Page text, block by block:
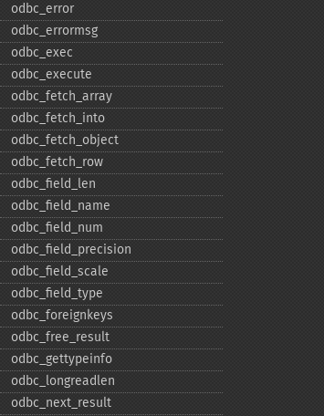
odbc_​error
odbc_​errormsg
odbc_​exec
odbc_​execute
odbc_​fetch_​array
odbc_​fetch_​into
odbc_​fetch_​object
odbc_​fetch_​row
odbc_​field_​len
odbc_​field_​name
odbc_​field_​num
odbc_​field_​precision
odbc_​field_​scale
odbc_​field_​type
odbc_​foreignkeys
odbc_​free_​result
odbc_​gettypeinfo
odbc_​longreadlen
odbc_​next_​result